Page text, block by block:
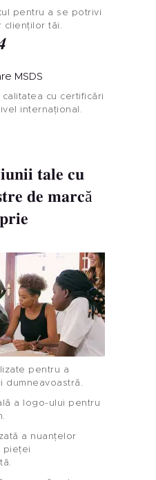
Privată
Unghiilor
pentru a se potrivi
clienților tăi.
MSDS
cu certificări
internațional.
tale cu
de marcă
pentru a
dumneavoastră.
a logo-ului pentru
a nuanțelor
pieței